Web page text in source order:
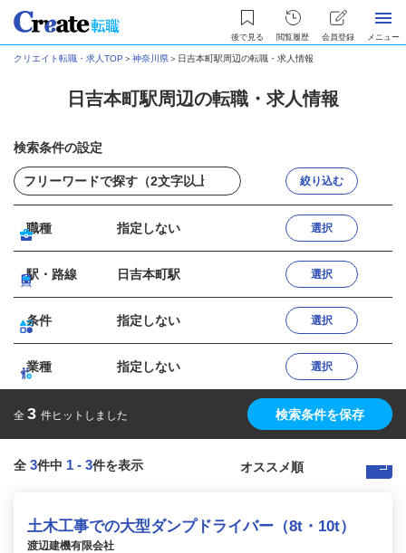
後で見る 閲覧履歴 会員登録 メニュー
クリエイト転職・求人TOP ＞神奈川県＞ 日吉本町駅周辺の転職・求人情報
日吉本町駅周辺の転職・求人情報
検索条件の設定
絞り込む
職種 指定しない 選択
駅・路線 日吉本町駅 選択
条件 指定しない 選択
業種 指定しない 選択
全 3 件ヒットしました 検索条件を保存
全 3件中 1 - 3件を表示
土木工事での大型ダンプドライバー（8t・10t）
渡辺建機有限会社